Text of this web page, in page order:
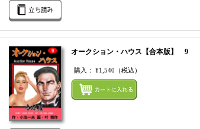
まとめてカートにいれる
オークション・ハウス【合本版】 9
購入： ¥1,540 （税込）